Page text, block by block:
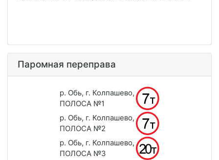
Паромная переправа
р. Обь, г. Колпашево,
ПОЛОСА №1
р. Обь, г. Колпашево,
ПОЛОСА №2
р. Обь, г. Колпашево,
ПОЛОСА №3